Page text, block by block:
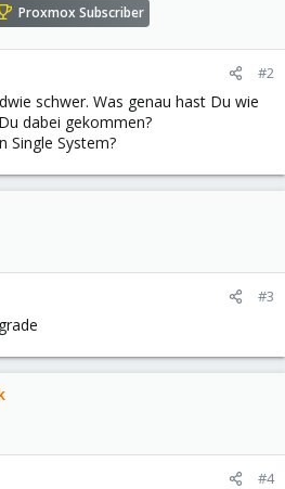
Proxmox Subscriber
#2
schwer. Was genau hast Du wie
dabei gekommen?
Single System?
#3
#4